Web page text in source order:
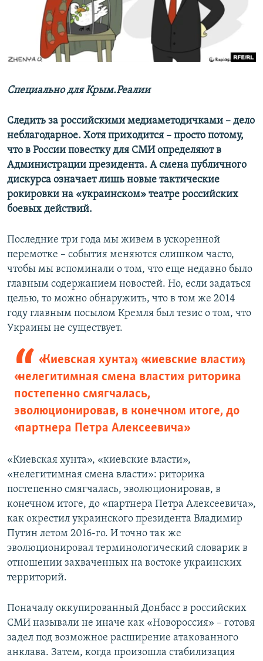
ПОБЕДИТЕЛЕЙ НЕ СУДЯТ?
КРЫМ.НЕПОКОРЕННЫЙ
ELIFBE
ПРИСОЕДИНЯЙТЕСЬ!
Все сайты RFE/RL
Специально для Крым.Реалии
Следить за российскими медиаметодичками – дело
неблагодарное. Хотя приходится – просто потому,
что в России повестку для СМИ определяют в
Администрации президента. А смена публичного
дискурса означает лишь новые тактические
рокировки на «украинском» театре российских
боевых действий.
Последние три года мы живем в ускоренной
перемотке – события меняются слишком часто,
чтобы мы вспоминали о том, что еще недавно было
главным содержанием новостей. Но, если задаться
целью, то можно обнаружить, что в том же 2014
году главным посылом Кремля был тезис о том, что
Украины не существует.
«Киевская хунта», «киевские власти»,
«нелегитимная смена власти»: риторика
постепенно смягчалась,
эволюционировав, в конечном итоге, до
«партнера Петра Алексеевича»
«Киевская хунта», «киевские власти»,
«нелегитимная смена власти»: риторика
постепенно смягчалась, эволюционировав, в
конечном итоге, до «партнера Петра Алексеевича»,
как окрестил украинского президента Владимир
Путин летом 2016-го. И точно так же
эволюционировал терминологический словарик в
отношении захваченных на востоке украинских
территорий.
Поначалу оккупированный Донбасс в российских
СМИ называли не иначе как «Новороссия» – готовя
задел под возможное расширение атакованного
анклава. Затем, когда произошла стабилизация